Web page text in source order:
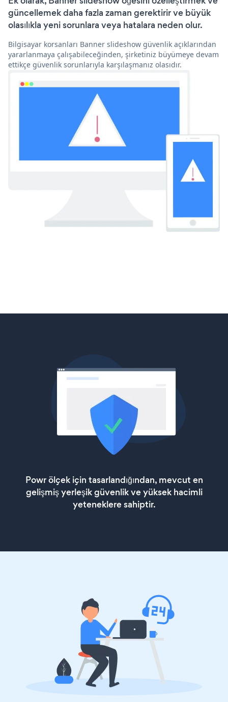
güncellemek daha fazla zaman gerektirir ve büyük
olasılıkla yeni sorunlara veya hatalara neden olur.
Bilgisayar korsanları Banner slideshow güvenlik açıklarından
yararlanmaya çalışabileceğinden, şirketiniz büyümeye devam
ettikçe güvenlik sorunlarıyla karşılaşmanız olasıdır.
Powr ölçek için tasarlandığından, mevcut en
gelişmiş yerleşik güvenlik ve yüksek hacimli
yeteneklere sahiptir.